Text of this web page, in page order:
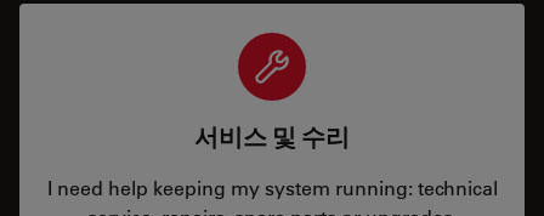
서비스 및 수리
I need help keeping my system running: technical